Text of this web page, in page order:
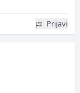
Prijavi